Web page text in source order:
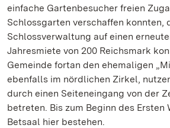
einfache Gartenbesucher freien
Schlossgarten verschaffen konnten,
Schlossverwaltung auf einen
Jahresmiete von 200 Reichsmark
Gemeinde fortan den ehemaligen
ebenfalls im nördlichen Zirkel,
durch einen Seiteneingang von der
betreten. Bis zum Beginn des
Betsaal hier bestehen.